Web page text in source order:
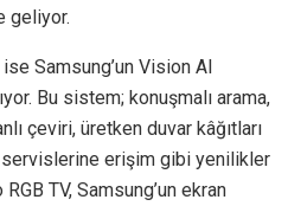
geliyor.
Samsung’un Vision AI
Bu sistem; konuşmalı arama,
çeviri, üretken duvar kâğıtları
erişim gibi yenilikler
TV, Samsung’un ekran